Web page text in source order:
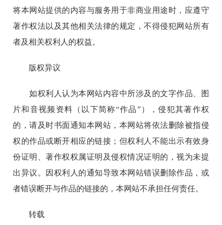
将本网站提供的内容与服务用于非商业用途时，应遵守
著作权法以及其他相关法律的规定，不得侵犯网站所有
者及相关权利人的权益。
版权异议
如权利人认为本网站内容中所涉及的文字作品、图
片和音视频资料（以下简称“作品”），侵犯其著作权
的，请及时书面通知本网站，本网站将依法删除被指侵
权的作品或断开相应的链接；但权利人不能出示有效身
份证明、著作权权属证明及侵权情况证明的，视为未提
出异议。因权利人的通知导致本网站错误删除作品，或
者错误断开与作品的链接的，本网站不承担任何责任。
转载